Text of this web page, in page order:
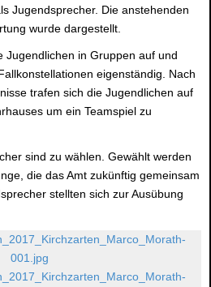
Jugendsprecher. Die anstehenden
wurde dargestellt.
Jugendlichen in Gruppen auf und
eigenständig. Nach
trafen sich die Jugendlichen auf
um ein Teamspiel zu
sind zu wählen. Gewählt werden
die das Amt zukünftig gemeinsam
stellten sich zur Ausübung